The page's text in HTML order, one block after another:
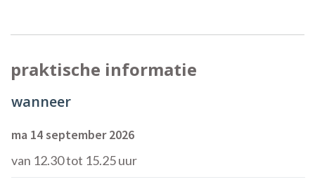
praktische informatie
wanneer
ma 14 september 2026
van 12.30tot 15.25 uur